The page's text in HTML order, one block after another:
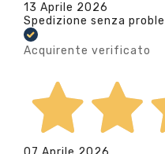
13 Aprile 2026
Spedizione senza
Acquirente verificato